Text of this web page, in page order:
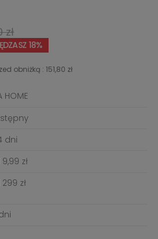
zł
18%
obniżką : 151,80 zł
HOME
dni
zł
zł